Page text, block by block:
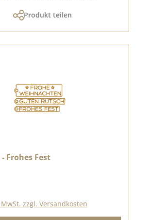
Produkt teilen
- Frohes Fest
zzgl. Versandkosten